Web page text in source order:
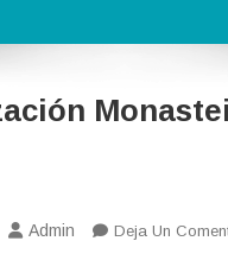
Admin Deja Un